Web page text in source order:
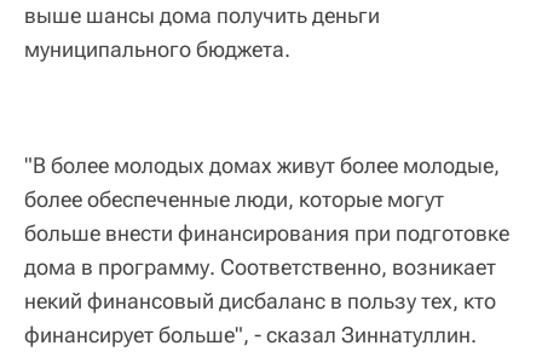
выше шансы дома получить деньги
муниципального бюджета.
"В более молодых домах живут более молодые,
более обеспеченные люди, которые могут
больше внести финансирования при подготовке
дома в программу. Соответственно, возникает
некий финансовый дисбаланс в пользу тех, кто
финансирует больше", - сказал Зиннатуллин.